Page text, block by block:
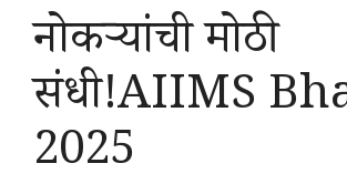
नोकऱ्यांची मोठी
संधी!AIIMS
2025